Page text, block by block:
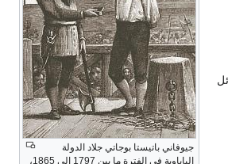
جيوفاني باتيستا بوجاتي جلاد الدولة
الباباوية في الفترة ما بين 1797 إلى 1865،